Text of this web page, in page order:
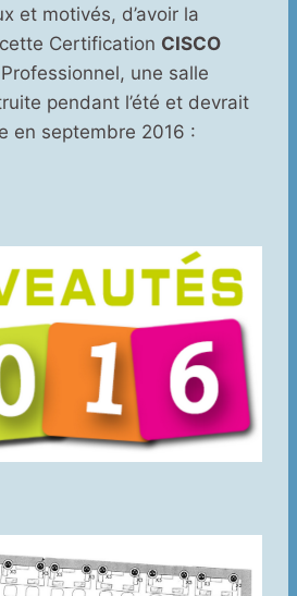
et motivés, d’avoir la
Certification CISCO
une salle
pendant l’été et devrait
en septembre 2016 :